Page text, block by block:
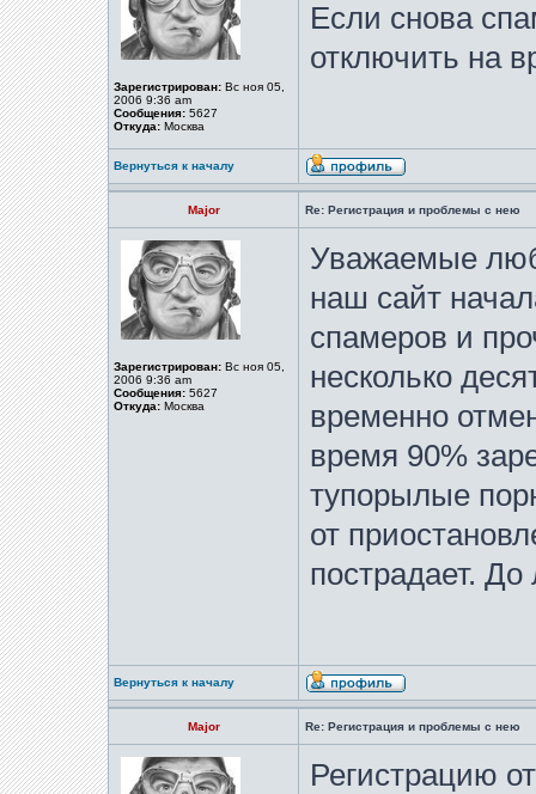
Зарегистрирован: Вс ноя 05,
2006 9:36 am
Сообщения: 5627
Откуда: Москва
Если снова
отключить на
Вернуться к началу
Major Re: Регистрация и проблемы с нею
Зарегистрирован: Вс ноя 05,
2006 9:36 am
Сообщения: 5627
Откуда: Москва
Уважаемые
наш сайт
спамеров и
несколько
временно
время 90%
тупорылые
от
пострадает.
Вернуться к началу
Major Re: Регистрация и проблемы с нею
Регистрацию